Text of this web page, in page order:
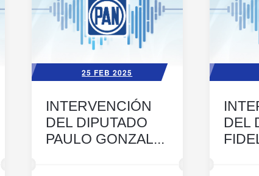
25 FEB 2025
INTERVENCIÓN
DEL DIPUTADO
PAULO GONZAL...
DEL